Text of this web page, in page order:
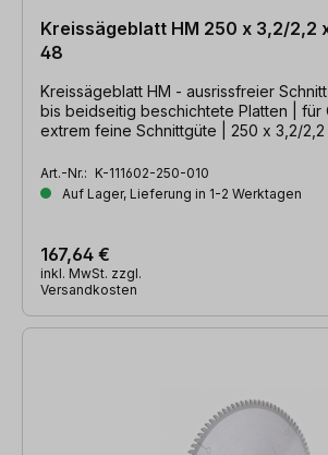
Kreissägeblatt HM 250 x 3,2/2,2
48
Kreissägeblatt HM - ausrissfreier
bis beidseitig beschichtete Platten | für
extrem feine Schnittgüte | 250 x 3,2/
Art.-Nr.: K-111602-250-010
Auf Lager, Lieferung in 1-2 Werktagen
167,64 €
inkl. MwSt. zzgl.
Versandkosten